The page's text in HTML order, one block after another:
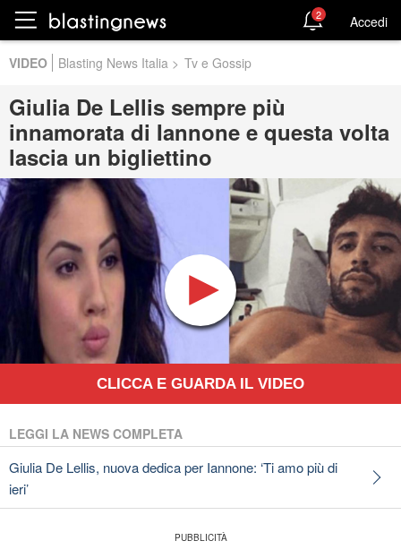
VIDEO Blasting News Italia > Tv e Gossip
Giulia De Lellis sempre più
innamorata di Iannone e questa volta
lascia un bigliettino
CLICCA E GUARDA IL VIDEO
LEGGI LA NEWS COMPLETA
Giulia De Lellis, nuova dedica per Iannone: ‘Ti amo più di
ieri’
2 Accedi